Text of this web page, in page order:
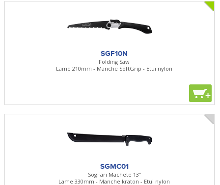
SGF10N
Folding Saw
Lame 210mm - Manche SoftGrip - Etui nylon
+
SGMC01
SogFari Machete 13''
Lame 330mm - Manche kraton - Etui nylon